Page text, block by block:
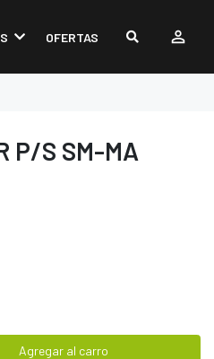
OFERTAS
P/S SM-MA
Agregar al carro